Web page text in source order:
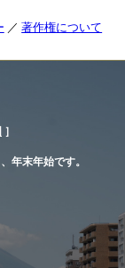
著作権について
］
年末年始です。